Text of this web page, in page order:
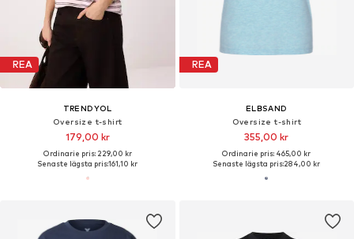
REA
TRENDYOL
Oversize t-shirt
179,00 kr
Ordinarie pris: 229,00 kr
Senaste lägsta pris:161,10 kr
REA
ELBSAND
Oversize t-shirt
355,00 kr
Ordinarie pris: 465,00 kr
Senaste lägsta pris:284,00 kr